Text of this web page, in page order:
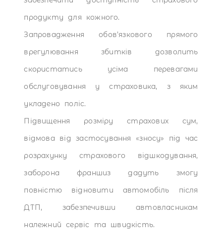
продукту для кожного.
Запровадження обов’язкового прямого
врегулювання збитків дозволить
скористатись усіма перевагами
обслуговування у страховика, з яким
укладено поліс.
Підвищення розміру страхових сум,
відмова від застосування «зносу» під час
розрахунку страхового відшкодування,
заборона франшиз дадуть змогу
повністю відновити автомобіль після
ДТП, забезпечивши автовласникам
належний сервіс та швидкість.